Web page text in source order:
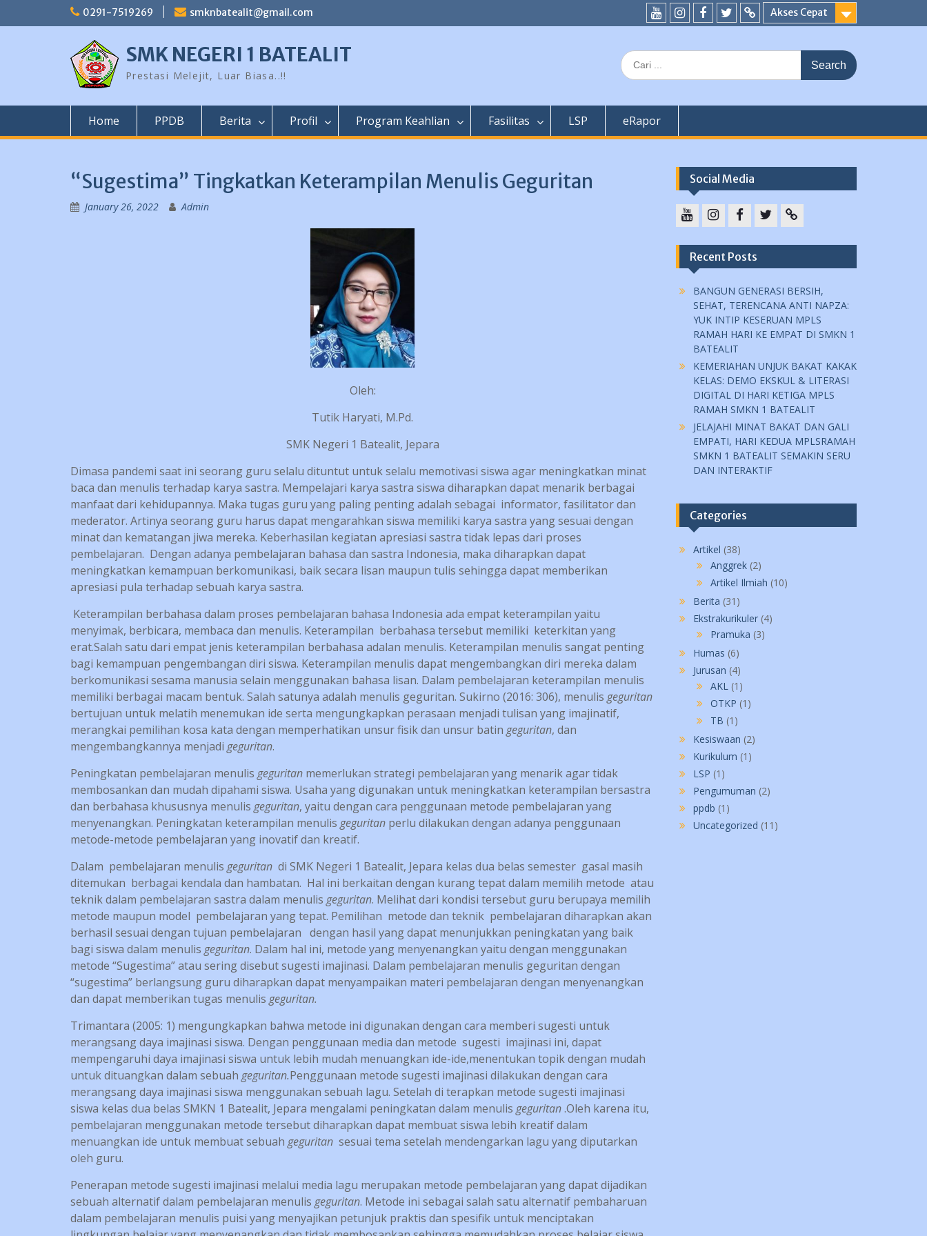
0291-7519269 smknbatealit@gmail.com
Akses Cepat
YouTubeinstagram
Facebook
Twittertiktok
SMK NEGERI 1 BATEALIT
Prestasi Melejit, Luar Biasa..!!
Search
for:
Home PPDB Berita Profil Program Keahlian Fasilitas LSP eRapor
“Sugestima” Tingkatkan Keterampilan Menulis Geguritan
January 26, 2022 Admin
Oleh:
Tutik Haryati, M.Pd.
SMK Negeri 1 Batealit, Jepara
Dimasa pandemi saat ini seorang guru selalu dituntut untuk selalu memotivasi siswa agar meningkatkan minat
baca dan menulis terhadap karya sastra. Mempelajari karya sastra siswa diharapkan dapat menarik berbagai
manfaat dari kehidupannya. Maka tugas guru yang paling penting adalah sebagai informator, fasilitator dan
mederator. Artinya seorang guru harus dapat mengarahkan siswa memiliki karya sastra yang sesuai dengan
minat dan kematangan jiwa mereka. Keberhasilan kegiatan apresiasi sastra tidak lepas dari proses
pembelajaran. Dengan adanya pembelajaran bahasa dan sastra Indonesia, maka diharapkan dapat
meningkatkan kemampuan berkomunikasi, baik secara lisan maupun tulis sehingga dapat memberikan
apresiasi pula terhadap sebuah karya sastra.
Keterampilan berbahasa dalam proses pembelajaran bahasa Indonesia ada empat keterampilan yaitu
menyimak, berbicara, membaca dan menulis. Keterampilan berbahasa tersebut memiliki keterkitan yang
erat.Salah satu dari empat jenis keterampilan berbahasa adalan menulis. Keterampilan menulis sangat penting
bagi kemampuan pengembangan diri siswa. Keterampilan menulis dapat mengembangkan diri mereka dalam
berkomunikasi sesama manusia selain menggunakan bahasa lisan. Dalam pembelajaran keterampilan menulis
memiliki berbagai macam bentuk. Salah satunya adalah menulis geguritan. Sukirno (2016: 306), menulis geguritan
bertujuan untuk melatih menemukan ide serta mengungkapkan perasaan menjadi tulisan yang imajinatif,
merangkai pemilihan kosa kata dengan memperhatikan unsur fisik dan unsur batin geguritan, dan
mengembangkannya menjadi geguritan.
Peningkatan pembelajaran menulis geguritan memerlukan strategi pembelajaran yang menarik agar tidak
membosankan dan mudah dipahami siswa. Usaha yang digunakan untuk meningkatkan keterampilan bersastra
dan berbahasa khususnya menulis geguritan, yaitu dengan cara penggunaan metode pembelajaran yang
menyenangkan. Peningkatan keterampilan menulis geguritan perlu dilakukan dengan adanya penggunaan
metode-metode pembelajaran yang inovatif dan kreatif.
Dalam pembelajaran menulis geguritan di SMK Negeri 1 Batealit, Jepara kelas dua belas semester gasal masih
ditemukan berbagai kendala dan hambatan. Hal ini berkaitan dengan kurang tepat dalam memilih metode atau
teknik dalam pembelajaran sastra dalam menulis geguritan. Melihat dari kondisi tersebut guru berupaya memilih
metode maupun model pembelajaran yang tepat. Pemilihan metode dan teknik pembelajaran diharapkan akan
berhasil sesuai dengan tujuan pembelajaran dengan hasil yang dapat menunjukkan peningkatan yang baik
bagi siswa dalam menulis geguritan. Dalam hal ini, metode yang menyenangkan yaitu dengan menggunakan
metode “Sugestima” atau sering disebut sugesti imajinasi. Dalam pembelajaran menulis geguritan dengan
“sugestima” berlangsung guru diharapkan dapat menyampaikan materi pembelajaran dengan menyenangkan
dan dapat memberikan tugas menulis geguritan.
Trimantara (2005: 1) mengungkapkan bahwa metode ini digunakan dengan cara memberi sugesti untuk
merangsang daya imajinasi siswa. Dengan penggunaan media dan metode sugesti imajinasi ini, dapat
mempengaruhi daya imajinasi siswa untuk lebih mudah menuangkan ide-ide,menentukan topik dengan mudah
untuk dituangkan dalam sebuah geguritan.Penggunaan metode sugesti imajinasi dilakukan dengan cara
merangsang daya imajinasi siswa menggunakan sebuah lagu. Setelah di terapkan metode sugesti imajinasi
siswa kelas dua belas SMKN 1 Batealit, Jepara mengalami peningkatan dalam menulis geguritan.Oleh karena itu,
pembelajaran menggunakan metode tersebut diharapkan dapat membuat siswa lebih kreatif dalam
menuangkan ide untuk membuat sebuah geguritan sesuai tema setelah mendengarkan lagu yang diputarkan
oleh guru.
Penerapan metode sugesti imajinasi melalui media lagu merupakan metode pembelajaran yang dapat dijadikan
sebuah alternatif dalam pembelajaran menulis geguritan. Metode ini sebagai salah satu alternatif pembaharuan
dalam pembelajaran menulis puisi yang menyajikan petunjuk praktis dan spesifik untuk menciptakan
Social Media
Recent Posts
BANGUN GENERASI BERSIH,
SEHAT, TERENCANA ANTI NAPZA:
YUK INTIP KESERUAN MPLS
RAMAH HARI KE EMPAT DI SMKN 1
BATEALIT
KEMERIAHAN UNJUK BAKAT KAKAK
KELAS: DEMO EKSKUL & LITERASI
DIGITAL DI HARI KETIGA MPLS
RAMAH SMKN 1 BATEALIT
JELAJAHI MINAT BAKAT DAN GALI
EMPATI, HARI KEDUA MPLSRAMAH
SMKN 1 BATEALIT SEMAKIN SERU
DAN INTERAKTIF
Categories
Artikel (38)
Anggrek(2)
Artikel Ilmiah (10)
Berita (31)
Ekstrakurikuler(4)
Pramuka (3)
Humas (6)
Jurusan (4)
AKL(1)
OTKP (1)
TB (1)
Kesiswaan (2)
Kurikulum (1)
LSP (1)
Pengumuman (2)
ppdb (1)
Uncategorized (11)